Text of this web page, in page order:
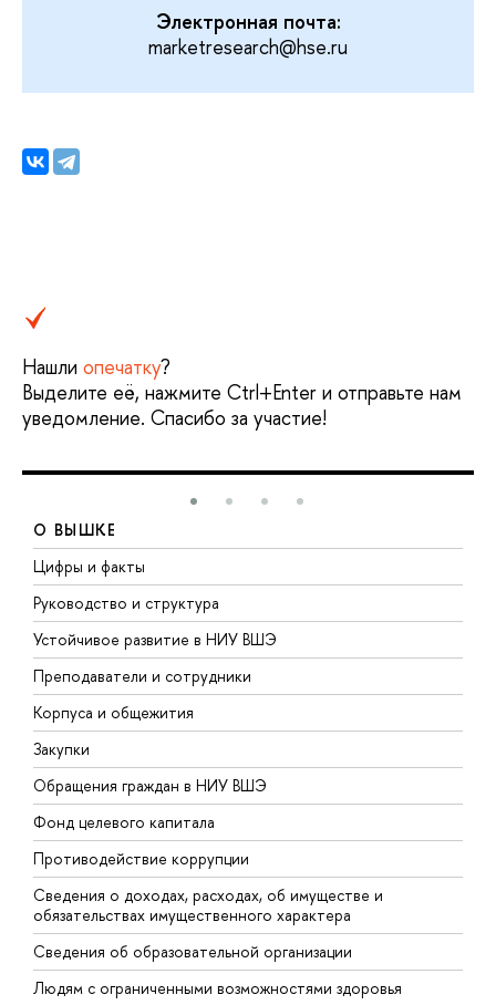
Электронная почта:
marketresearch@hse.ru
Нашли опечатку?
Выделите её, нажмите Ctrl+Enter и отправьте нам
уведомление. Спасибо за участие!
О ВЫШКЕ
Цифры и факты
Руководство и структура
Устойчивое развитие в НИУ ВШЭ
Преподаватели и сотрудники
Корпуса и общежития
Закупки
Обращения граждан в НИУ ВШЭ
Фонд целевого капитала
Противодействие коррупции
Сведения о доходах, расходах, об имуществе и
обязательствах имущественного характера
Сведения об образовательной организации
Людям с ограниченными возможностями здоровья